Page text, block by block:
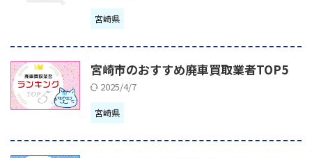
宮崎県
宮崎市のおすすめ廃車買取業者TOP5
2025/4/7
宮崎県